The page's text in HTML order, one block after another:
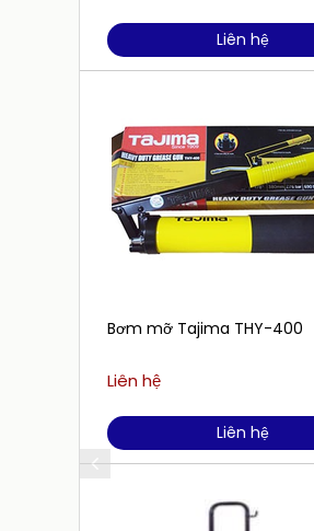
Liên hệ
Bơm mỡ Tajima THY-400
Liên hệ
Liên hệ